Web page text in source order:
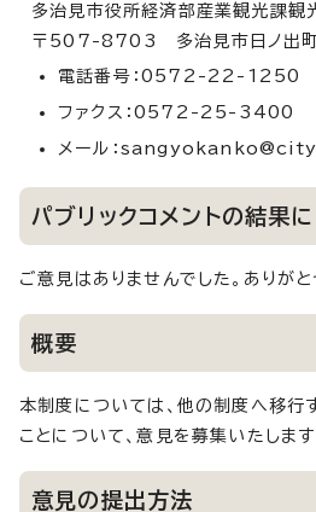
多治見市役所経済部産業観光課観
〒507-8703 多治見市日ノ出
電話番号：0572-22-1250
ファクス：0572-25-3400
メール：
パブリックコメントの結果
ご意見はありませんでした。ありがと
概要
本制度については、他の制度へ移行
ことについて、意見を募集いたします
意見の提出方法